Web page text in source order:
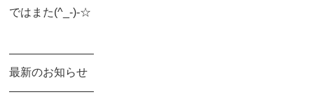
ではまた(^_-)-☆
———————–
最新のお知らせ
———————–